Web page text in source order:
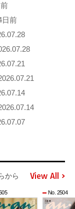
前
から View All
No. 2504